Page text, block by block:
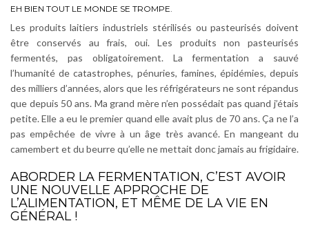
EH BIEN TOUT LE MONDE SE TROMPE.
Les produits laitiers industriels stérilisés ou pasteurisés doivent
être conservés au frais, oui. Les produits non pasteurisés
fermentés, pas obligatoirement. La fermentation a sauvé
l’humanité de catastrophes, pénuries, famines, épidémies, depuis
des milliers d’années, alors que les réfrigérateurs ne sont répandus
que depuis 50 ans. Ma grand mère n’en possédait pas quand j’étais
petite. Elle a eu le premier quand elle avait plus de 70 ans. Ça ne l’a
pas empêchée de vivre à un âge très avancé. En mangeant du
camembert et du beurre qu’elle ne mettait donc jamais au frigidaire.
ABORDER LA FERMENTATION, C’EST AVOIR
UNE NOUVELLE APPROCHE DE
L’ALIMENTATION, ET MÊME DE LA VIE EN
GÉNÉRAL !